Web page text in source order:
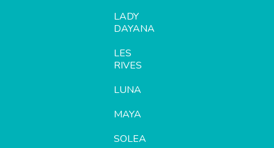
LADY
DAYANA
LES
RIVES
LUNA
MAYA
SOLEA